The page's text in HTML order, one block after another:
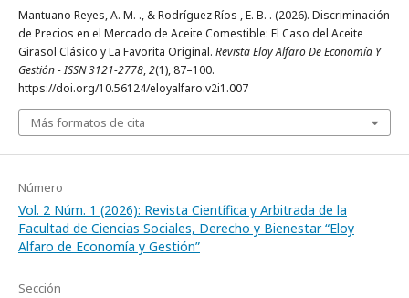
Mantuano Reyes, A. M. ., & Rodríguez Ríos , E. B. . (2026). Discriminación
de Precios en el Mercado de Aceite Comestible: El Caso del Aceite
Girasol Clásico y La Favorita Original. Revista Eloy Alfaro De Economía Y
Gestión - ISSN 3121-2778,2(1), 87–100.
https://doi.org/10.56124/eloyalfaro.v2i1.007
Más formatos de cita
Número
Vol. 2 Núm. 1 (2026): Revista Científica y Arbitrada de la
Facultad de Ciencias Sociales, Derecho y Bienestar “Eloy
Alfaro de Economía y Gestión”
Sección